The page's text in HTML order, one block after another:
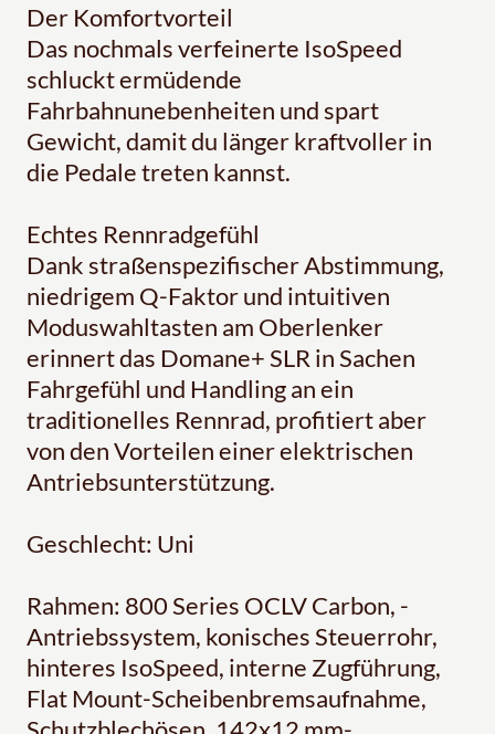
Der Komfortvorteil
Das nochmals verfeinerte IsoSpeed
schluckt ermüdende
Fahrbahnunebenheiten und spart
Gewicht, damit du länger kraftvoller in
die Pedale treten kannst.
Echtes Rennradgefühl
Dank straßenspezifischer Abstimmung,
niedrigem Q-Faktor und intuitiven
Moduswahltasten am Oberlenker
erinnert das Domane+ SLR in Sachen
Fahrgefühl und Handling an ein
traditionelles Rennrad, profitiert aber
von den Vorteilen einer elektrischen
Antriebsunterstützung.
Geschlecht: Uni
Rahmen: 800 Series OCLV Carbon, -
Antriebssystem, konisches Steuerrohr,
hinteres IsoSpeed, interne Zugführung,
Flat Mount-Scheibenbremsaufnahme,